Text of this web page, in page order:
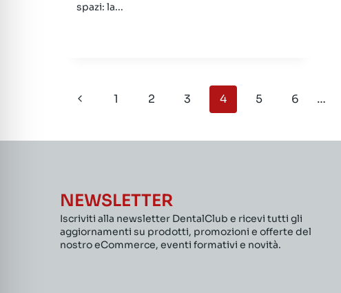
spazi: la...
Navigazione
Pagina
1 2 3 4 5 6 …
NEWSLETTER
Iscriviti alla newsletter DentalClub e ricevi tutti gli
aggiornamenti su prodotti, promozioni e offerte del
nostro eCommerce, eventi formativi e novità.